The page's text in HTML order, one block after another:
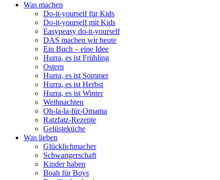
Was machen
Do-it-yourself für Kids
Do-it-yourself mit Kids
Easypeasy do-it-yourself
DAS machen wir heute
Ein Buch – eine Idee
Hurra, es ist Frühling
Ostern
Hurra, es ist Sommer
Hurra, es ist Herbst
Hurra, es ist Winter
Weihnachten
Oh-la-la-für-Omama
Ratzfatz-Rezepte
Gelüsteküche
Was lieben
Glücklichmacher
Schwangerschaft
Kinder haben
Boah für Boys